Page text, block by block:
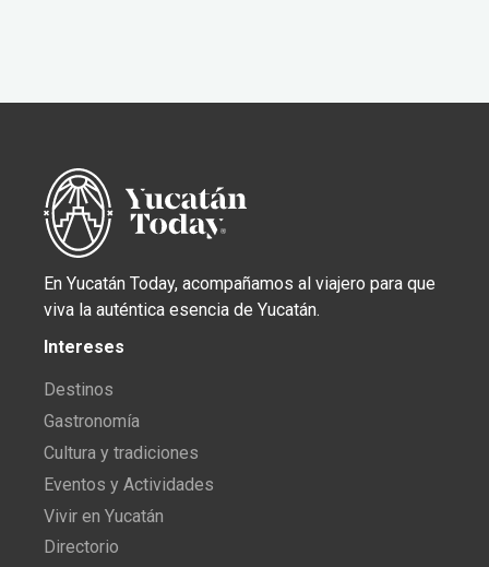
En Yucatán Today, acompañamos al viajero para que
viva la auténtica esencia de Yucatán.
Intereses
Destinos
Gastronomía
Cultura y tradiciones
Eventos y Actividades
Vivir en Yucatán
Directorio